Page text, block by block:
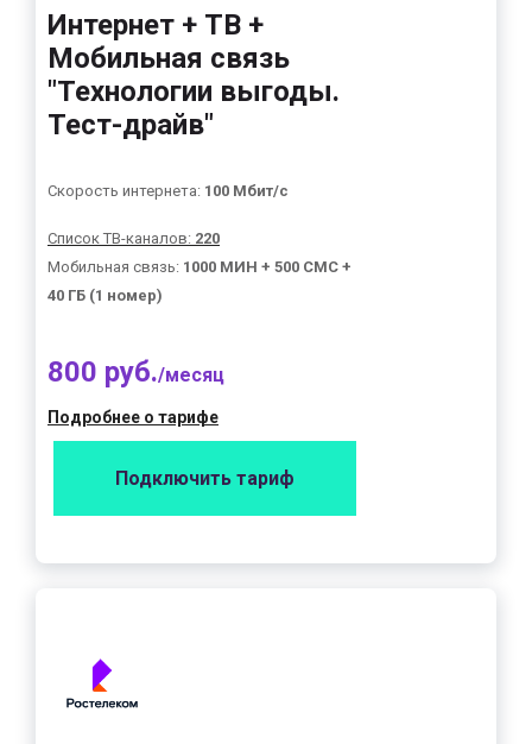
Интернет + ТВ +
Мобильная связь
"Технологии выгоды.
Тест-драйв"
Скорость интернета: 100 Мбит/с
Список ТВ-каналов: 220
Мобильная связь: 1000 МИН + 500 СМС +
40 ГБ (1 номер)
800 руб./месяц
Подробнее о тарифе
Подключить тариф